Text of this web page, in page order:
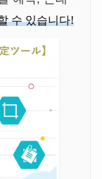
수 있습니다!